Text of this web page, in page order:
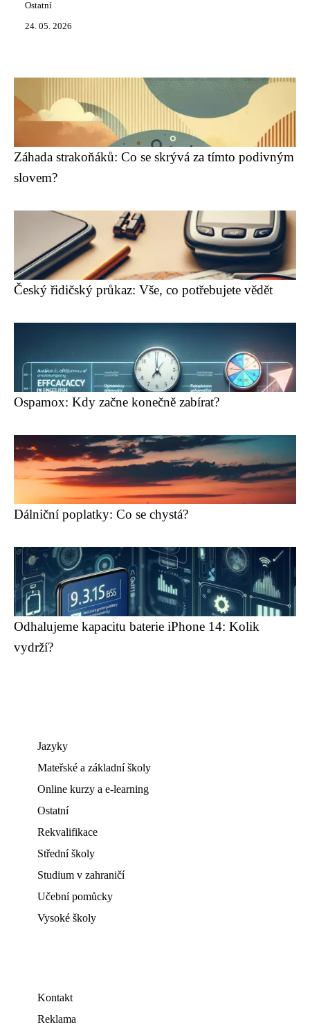
Ostatní
24. 05. 2026
Záhada strakoňáků: Co se skrývá za tímto podivným
slovem?
Český řidičský průkaz: Vše, co potřebujete vědět
Ospamox: Kdy začne konečně zabírat?
Dálniční poplatky: Co se chystá?
Odhalujeme kapacitu baterie iPhone 14: Kolik
vydrží?
Jazyky
Mateřské a základní školy
Online kurzy a e-learning
Ostatní
Rekvalifikace
Střední školy
Studium v zahraničí
Učební pomůcky
Vysoké školy
Kontakt
Reklama